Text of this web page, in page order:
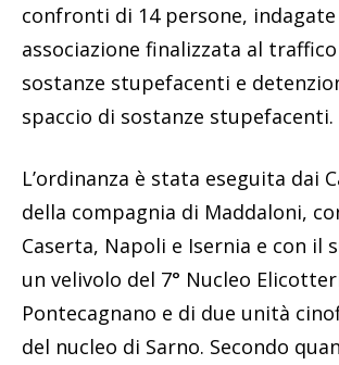
confronti di 14 persone,
associazione finalizzata al
sostanze stupefacenti e
spaccio di sostanze stupefacenti.
L’ordinanza è stata eseguita dai
della compagnia di Maddaloni,
Caserta, Napoli e Isernia e con il
un velivolo del 7° Nucleo
Pontecagnano e di due unità
del nucleo di Sarno. Secondo